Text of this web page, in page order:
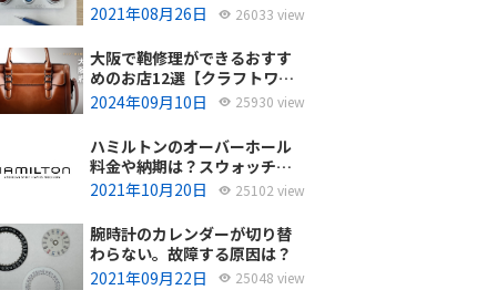
使ってるの？
2021年08月26日 26033 view
大阪で鞄修理ができるおすす
めのお店12選【クラフトワー
カーズ調査・2026年8月】
2024年09月10日 25930 view
ハミルトンのオーバーホール
料金や納期は？スウォッチグ
ループジャパンと修理専門店
2021年10月20日 25102 view
腕時計のカレンダーが切り替
わらない。故障する原因は？
2021年09月22日
25048 view